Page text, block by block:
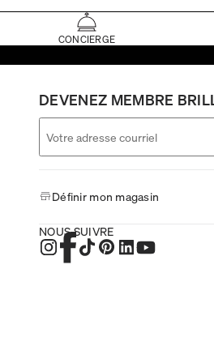
CONCIERGE
DEVENEZ MEMBRE
Définir mon magasin
NOUS SUIVRE